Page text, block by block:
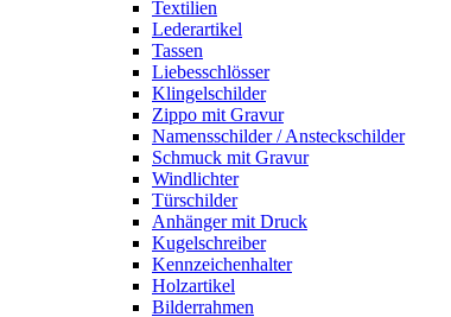
Textilien
Lederartikel
Tassen
Liebesschlösser
Klingelschilder
Zippo mit Gravur
Namensschilder / Ansteckschilder
Schmuck mit Gravur
Windlichter
Türschilder
Anhänger mit Druck
Kugelschreiber
Kennzeichenhalter
Holzartikel
Bilderrahmen